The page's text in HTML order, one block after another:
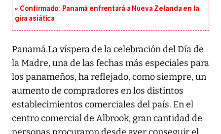
Confirmado: Panamá enfrentará a Nueva Zelanda en la
gira asiática
Panamá.La víspera de la celebración del Día de
la Madre, una de las fechas más especiales para
los panameños, ha reflejado, como siempre, un
aumento de compradores en los distintos
establecimientos comerciales del país. En el
centro comercial de Albrook, gran cantidad de